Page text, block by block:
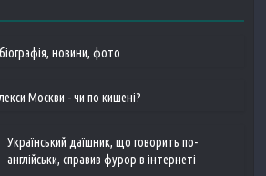
новини, фото
Москви - чи по кишені?
Український даїшник, що говорить по-
англійськи, справив фурор в інтернеті